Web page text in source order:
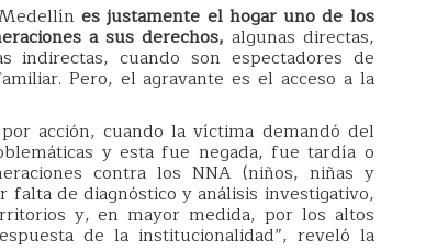
Medellínes justamente el hogar uno de los
a sus derechos, algunas directas,
cuando son espectadores de
Pero, el agravante es el acceso a la
acción, cuando la víctima demandó del
y esta fue negada, fue tardía o
contra los NNA (niños, niñas y
falta de diagnóstico y análisis investigativo,
y, en mayor medida, por los altos
de la institucionalidad”, reveló la